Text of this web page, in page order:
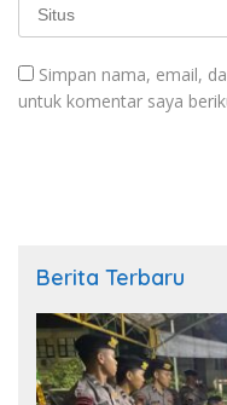
Simpan nama, email,
untuk komentar saya
Berita Terbaru